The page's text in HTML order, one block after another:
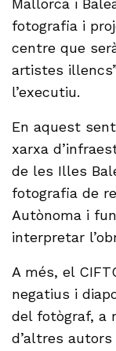
Mallorca i
fotografia i
centre que
artistes
l’executiu.
En aquest
xarxa
de les Illes
fotografia de
Autònoma i
interpretar
A més, el
negatius i
del fotògraf, a
d’altres